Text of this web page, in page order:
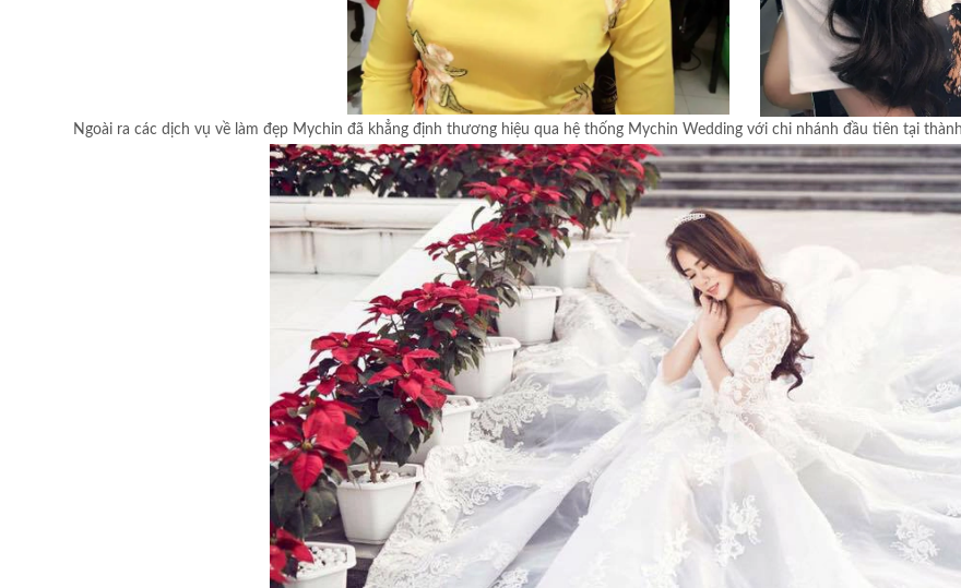
Ngoài ra các dịch vụ về làm đẹp Mychin đã khẳng định thương hiệu qua hệ thống Mychin Wedding với chi nhánh đầu tiên tại